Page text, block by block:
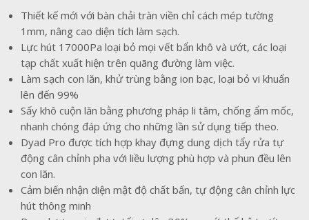
Thiết kế mới với bàn chải tràn viền chỉ cách mép tường
1mm, nâng cao diện tích làm sạch.
Lực hút 17000Pa loại bỏ mọi vết bẩn khô và ướt, các loại
tạp chất xuất hiện trên quãng đường làm việc.
Làm sạch con lăn, khử trùng bằng ion bạc, loại bỏ vi khuẩn
lên đến 99%
Sấy khô cuộn lăn bằng phương pháp li tâm, chống ẩm mốc,
nhanh chóng đáp ứng cho những lần sử dụng tiếp theo.
Dyad Pro được tích hợp khay đựng dung dịch tẩy rửa tự
động cân chỉnh pha với liều lượng phù hợp và phun đều lên
con lăn.
Cảm biến nhận diện mật độ chất bẩn, tự động cân chỉnh lực
hút thông minh